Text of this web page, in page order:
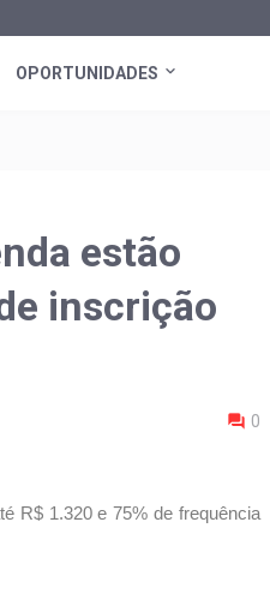
OPORTUNIDADES
estão
inscrição
0
R$ 1.320 e 75% de frequência